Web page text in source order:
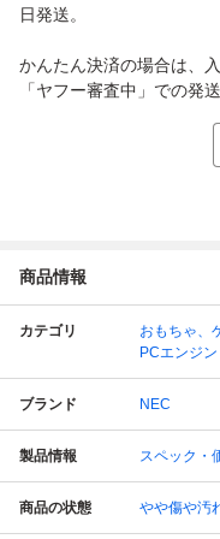
日発送。
かんたん決済の場合は、
「ヤフー審査中」での発送
商品情報
カテゴリ おもちゃ、
PCエンジン
ブランド NEC
製品情報 スペック・
商品の状態 やや傷や汚